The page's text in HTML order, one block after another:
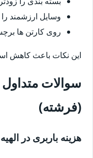
وسایل ارزشمند را
روی کارتن ها
این نکات باعث کاهش
سوالات متداول
(فرشته)
هزینه باربری در